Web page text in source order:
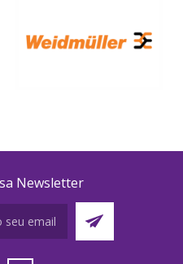
Newsletter